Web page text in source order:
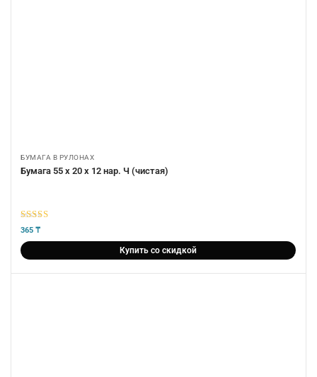
БУМАГА В РУЛОНАХ
Бумага 55 х 20 х 12 нар. Ч (чистая)
5из 5
365 ₸
Купить со скидкой